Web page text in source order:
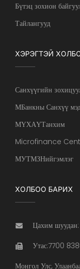
Бүтэц зохион
Тайлангууд
ХЭРЭГТЭЙ
Санхүүгийн
МБанкны Санхүү
МҮХАҮТанхим
Microfinance
МУТМЗНийгэмлэг
ХОЛБОО БАРИХ
Цахим
Утас:7700
Монгол Улс,